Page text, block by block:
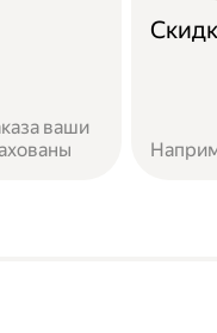
ваши